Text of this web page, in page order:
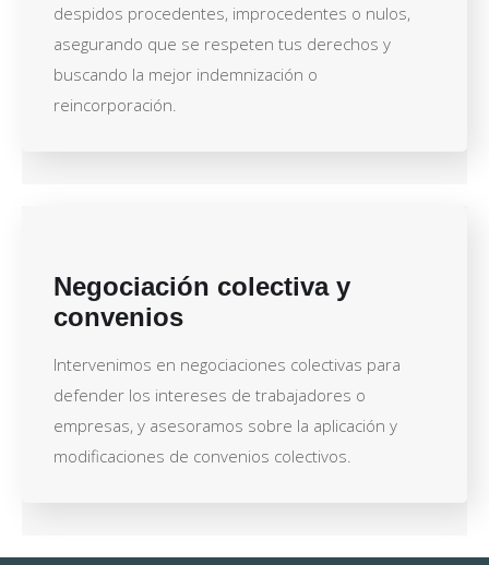
despidos procedentes, improcedentes o nulos,
asegurando que se respeten tus derechos y
buscando la mejor indemnización o
reincorporación.
Negociación colectiva y
convenios
Intervenimos en negociaciones colectivas para
defender los intereses de trabajadores o
empresas, y asesoramos sobre la aplicación y
modificaciones de convenios colectivos.